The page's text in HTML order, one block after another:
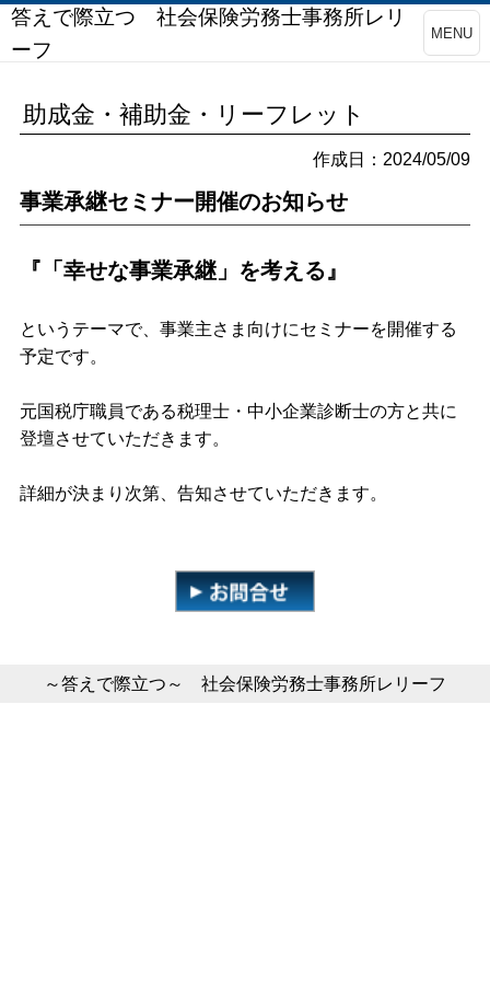
答えで際立つ 社会保険労務士事務所レリ
ーフ
MENU
助成金・補助金・リーフレット
作成日：2024/05/09
事業承継セミナー開催のお知らせ
『「幸せな事業承継」を考える』
というテーマで、事業主さま向けにセミナーを開催する
予定です。
元国税庁職員である税理士・中小企業診断士の方と共に
登壇させていただきます。
詳細が決まり次第、告知させていただきます。
～答えで際立つ～ 社会保険労務士事務所レリーフ